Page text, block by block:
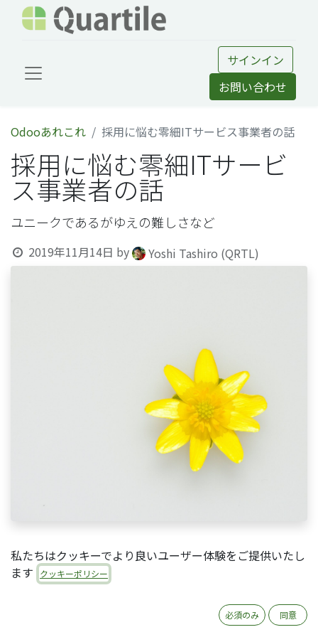
サインイン
お問い合わせ
Odooあれこれ 採用に悩む零細ITサービス事業者の話
採用に悩む零細ITサービ
ス事業者の話
ユニークであるがゆえの難しさなど
2019年11月14日 by Yoshi Tashiro (QRTL)
はじめに
恥ずかしながらなのですが、福岡で採用した人（あ
私たちはクッキーでより良いユーザー体験をご提供いたし
ます
クッキーポリシー
必須のみ 同意